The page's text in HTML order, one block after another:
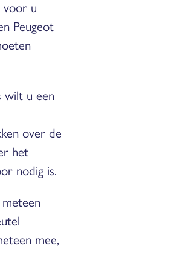
voor u
Peugeot
wilt u een
over de
het
nodig is.
mee,